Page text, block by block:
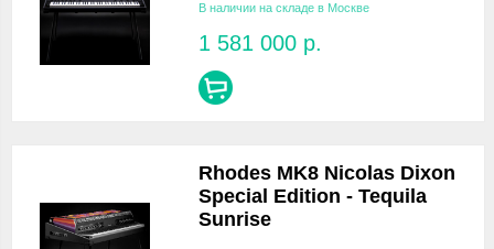
В наличии на складе в Москве
1 581 000 р.
Rhodes MK8 Nicolas Dixon
Special Edition - Tequila
Sunrise